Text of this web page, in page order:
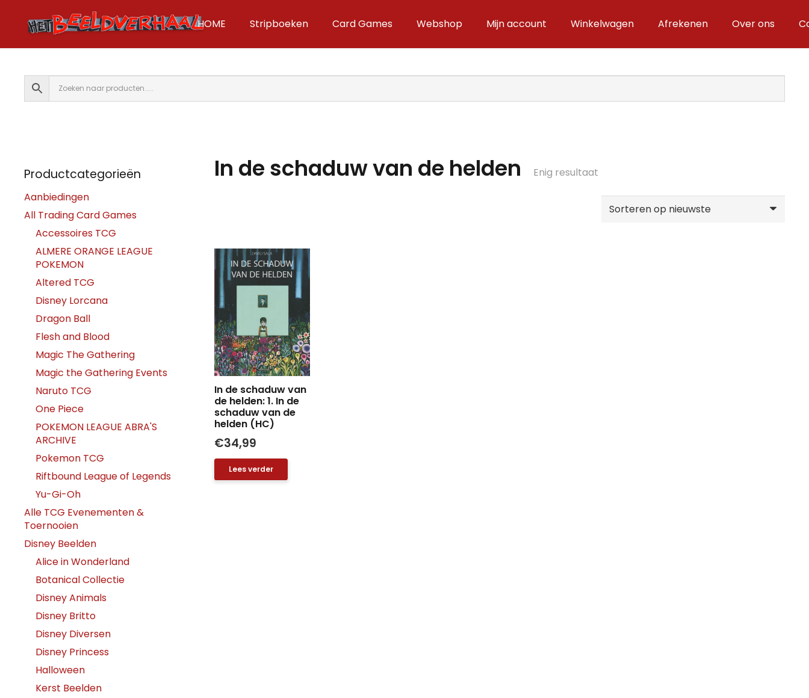
HOME Stripboeken Card Games Webshop Mijn account Winkelwagen Afrekenen Over ons
In de schaduw van de helden Enig resultaat
In de schaduw van
de helden: 1. In de
schaduw van de
helden (HC)
€34,99
Lees verder
Productcategorieën
Aanbiedingen
All Trading Card Games
Accessoires TCG
ALMERE ORANGE LEAGUE
POKEMON
Altered TCG
Disney Lorcana
Dragon Ball
Flesh and Blood
Magic The Gathering
Magic the Gathering Events
Naruto TCG
One Piece
POKEMON LEAGUE ABRA'S
ARCHIVE
Pokemon TCG
Riftbound League of Legends
Yu-Gi-Oh
Alle TCG Evenementen &
Toernooien
Disney Beelden
Alice in Wonderland
Botanical Collectie
Disney Animals
Disney Britto
Disney Diversen
Disney Princess
Halloween
Kerst Beelden